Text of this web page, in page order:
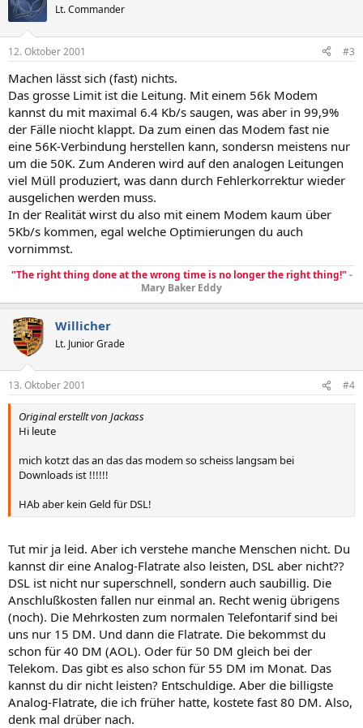
Lt. Commander
12. Oktober 2001 #3
Machen lässt sich (fast) nichts.
Das grosse Limit ist die Leitung. Mit einem 56k Modem
kannst du mit maximal 6.4 Kb/s saugen, was aber in 99,9%
der Fälle niocht klappt. Da zum einen das Modem fast nie
eine 56K-Verbindung herstellen kann, sondersn meistens nur
um die 50K. Zum Anderen wird auf den analogen Leitungen
viel Müll produziert, was dann durch Fehlerkorrektur wieder
ausgelichen werden muss.
In der Realität wirst du also mit einem Modem kaum über
5Kb/s kommen, egal welche Optimierungen du auch
vornimmst.
"The right thing done at the wrong time is no longer the right thing!" -
Mary Baker Eddy
Willicher
Lt. Junior Grade
13. Oktober 2001 #4
Original erstellt von Jackass
Hi leute
mich kotzt das an das das modem so scheiss langsam bei
Downloads ist !!!!!!
HAb aber kein Geld für DSL!
Tut mir ja leid. Aber ich verstehe manche Menschen nicht. Du
kannst dir eine Analog-Flatrate also leisten, DSL aber nicht??
DSL ist nicht nur superschnell, sondern auch saubillig. Die
Anschlußkosten fallen nur einmal an. Recht wenig übrigens
(noch). Die Mehrkosten zum normalen Telefontarif sind bei
uns nur 15 DM. Und dann die Flatrate. Die bekommst du
schon für 40 DM (AOL). Oder für 50 DM gleich bei der
Telekom. Das gibt es also schon für 55 DM im Monat. Das
kannst du dir nicht leisten? Entschuldige. Aber die billigste
Analog-Flatrate, die ich früher hatte, kostete fast 80 DM. Also,
denk mal drüber nach.